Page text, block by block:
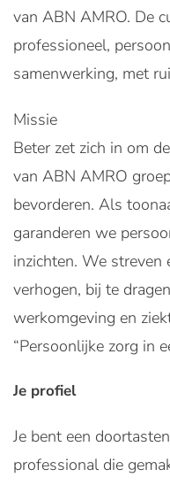
van ABN AMRO. De
professioneel,
samenwerking, met
Missie
Beter zet zich in om
van ABN AMRO
bevorderen. Als
garanderen we
inzichten. We
verhogen, bij te
werkomgeving en
“Persoonlijke zorg in
Je profiel
Je bent een
professional die